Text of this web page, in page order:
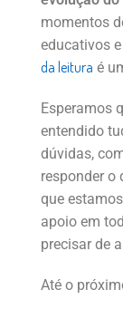
momentos
educativos
da leitura é
Esperamos
entendido
dúvidas,
responder o
que
apoio em
precisar de
Até o